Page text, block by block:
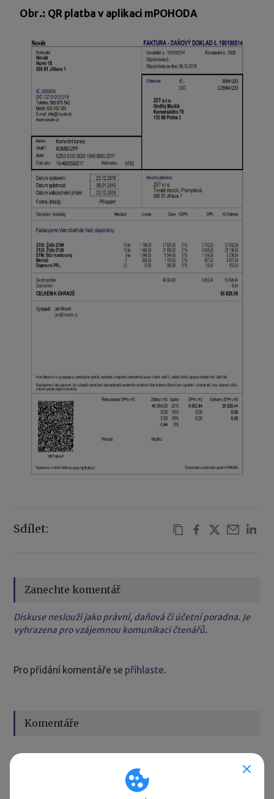
Obr.: QR platba v aplikaci mPOHODA
Sdílet:
Zanechte komentář
Diskuse neslouží jako právní, daňová či účetní poradna. Je
vyhrazena pro vzájemnou komunikaci čtenářů.
Pro přidání komentáře se přihlaste.
Komentáře
před 7 roky
Lze připojit místo čtěčky i mobilní telefon pro přenos tat